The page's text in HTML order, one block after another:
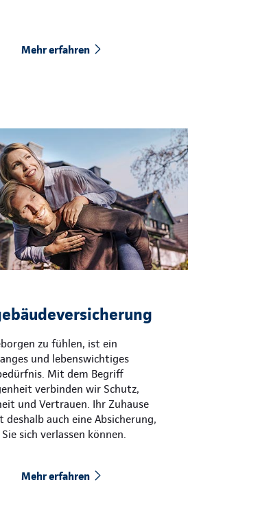
Mehr erfahren
zu fühlen, ist ein
und lebenswichtiges
Mit dem Begriff
verbinden wir Schutz,
und Vertrauen. Ihr Zuhause
deshalb auch eine Absicherung,
sich verlassen können.
Mehr erfahren